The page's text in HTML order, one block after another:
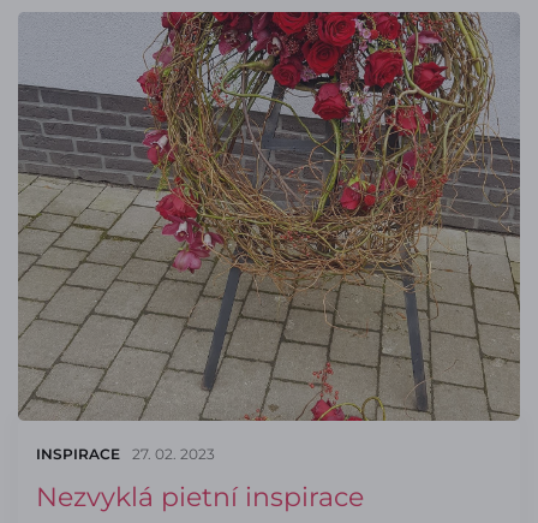
INSPIRACE 27. 02. 2023
Nezvyklá pietní inspirace